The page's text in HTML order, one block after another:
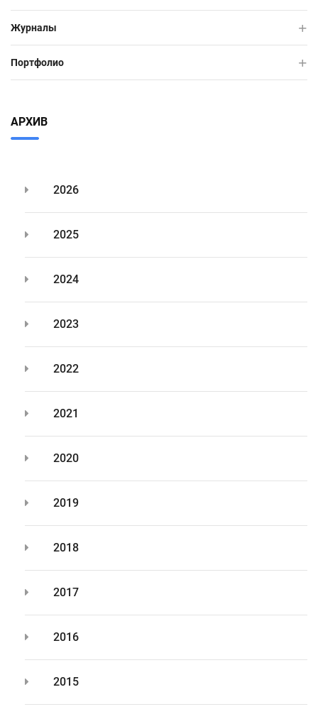
Журналы
Портфолио
АРХИВ
2026
2025
2024
2023
2022
2021
2020
2019
2018
2017
2016
2015